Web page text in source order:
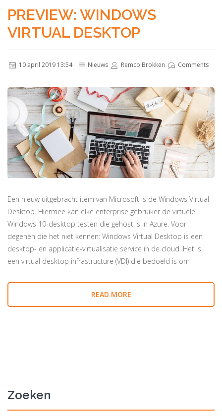
PREVIEW: WINDOWS
VIRTUAL DESKTOP
10 april 2019 13:54 Nieuws Remco Brokken Comments
Een nieuw uitgebracht item van Microsoft is de Windows Virtual
Desktop. Hiermee kan elke enterprise gebruiker de virtuele
Windows 10-desktop testen die gehost is in Azure. Voor
degenen die het niet kennen: Windows Virtual Desktop is een
desktop- en applicatie-virtualisatie service in de cloud. Het is
een virtual desktop infrastructure (VDI) die bedoeld is om
READ MORE
Zoeken